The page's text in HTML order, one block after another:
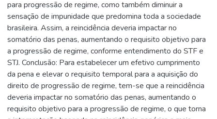
para progressão de regime, como também diminuir a
sensação de impunidade que predomina toda a sociedade
brasileira. Assim, a reincidência deveria impactar no
somatório das penas, aumentando o requisito objetivo para
a progressão de regime, conforme entendimento do STF e
STJ. Conclusão: Para estabelecer um efetivo cumprimento
da pena e elevar o requisito temporal para a aquisição do
direito de progressão de regime, tem-se que a reincidência
deveria impactar no somatório das penas, aumentando o
requisito objetivo para a progressão de regime, o que torna